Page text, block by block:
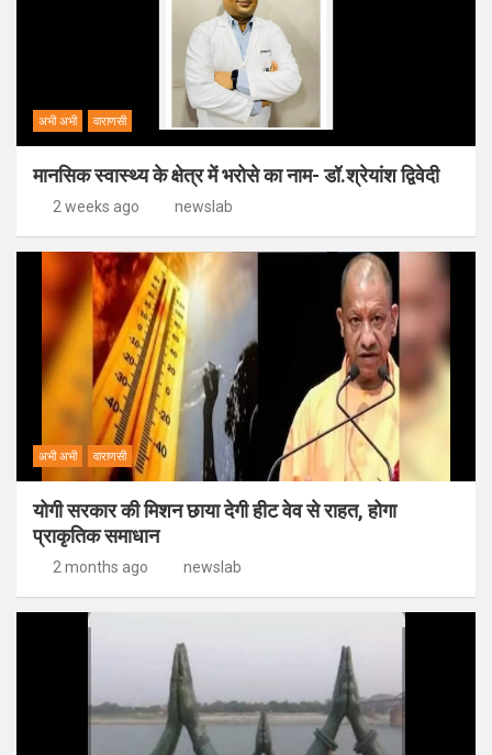
अभी अभी वाराणसी
मानसिक स्वास्थ्य के क्षेत्र में भरोसे का नाम- डॉ.श्रेयांश द्विवेदी
2 weeks ago newslab
अभी अभी वाराणसी
योगी सरकार की मिशन छाया देगी हीट वेव से राहत, होगा
प्राकृतिक समाधान
2 months ago newslab